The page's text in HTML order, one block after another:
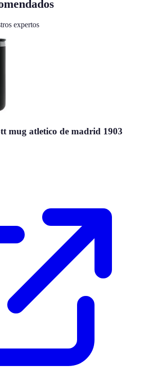
expertos
mug atletico de madrid 1903